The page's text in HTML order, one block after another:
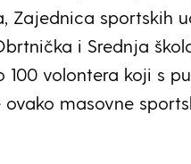
Zajednica sportskih
i Srednja
100 volontera koji s
masovne